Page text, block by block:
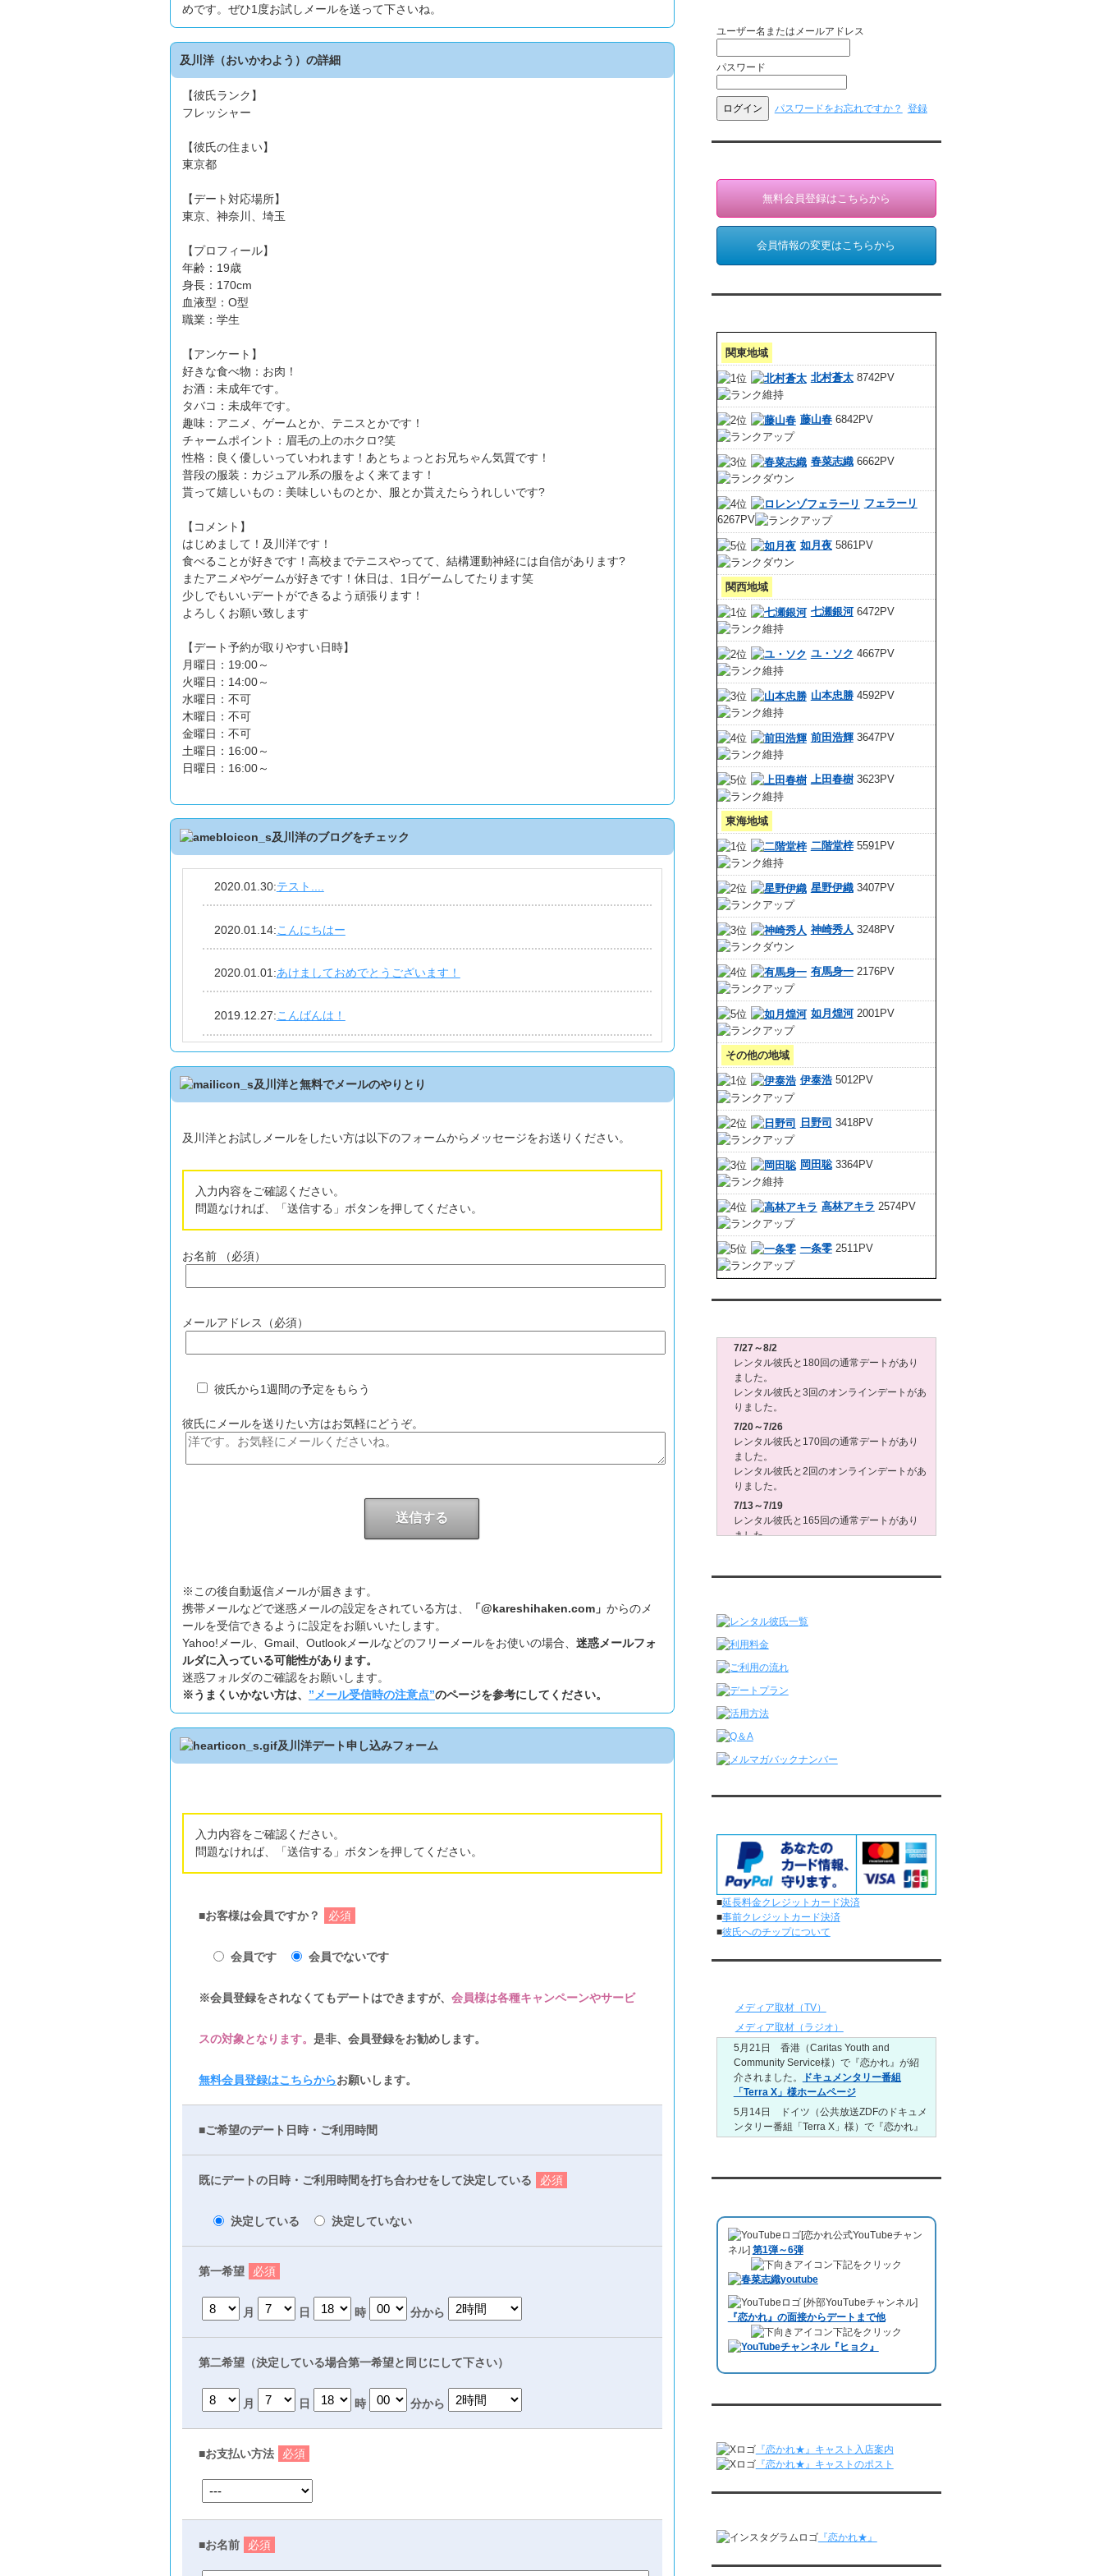
めです。ぜひ1度お試しメールを送って下さいね。
及川洋（おいかわよう）の詳細
【彼氏ランク】
フレッシャー
【彼氏の住まい】
東京都
【デート対応場所】
東京、神奈川、埼玉
【プロフィール】
年齢：19歳
身長：170cm
血液型：O型
職業：学生
【アンケート】
好きな食べ物：お肉！
お酒：未成年です。
タバコ：未成年です。
趣味：アニメ、ゲームとか、テニスとかです！
チャームポイント：眉毛の上のホクロ?笑
性格：良く優しいっていわれます！あとちょっとお兄ちゃん気質です！
普段の服装：カジュアル系の服をよく来てます！
貰って嬉しいもの：美味しいものとか、服とか貰えたらうれしいです?
【コメント】
はじめまして！及川洋です！
食べることが好きです！高校までテニスやってて、結構運動神経には自信があります?
またアニメやゲームが好きです！休日は、1日ゲームしてたります笑
少しでもいいデートができるよう頑張ります！
よろしくお願い致します
【デート予約が取りやすい日時】
月曜日：19:00～
火曜日：14:00～
水曜日：不可
木曜日：不可
金曜日：不可
土曜日：16:00～
日曜日：16:00～
及川洋のブログをチェック
2020.01.30:テスト....
2020.01.14:こんにちはー
2020.01.01 :あけましておめでとうございます！
2019.12.27:こんばんは！
2019.12.10:2回目！
2019.12.01 【私の自己紹介】ブログ始めました！
及川洋と無料でメールのやりとり
及川洋とお試しメールをしたい方は以下のフォームからメッセージをお送りください。
入力内容をご確認ください。
問題なければ、「送信する」ボタンを押してください。
お名前 （必須）
メールアドレス（必須）
彼氏から1週間の予定をもらう
彼氏にメールを送りたい方はお気軽にどうぞ。
※この後自動返信メールが届きます。
携帯メールなどで迷惑メールの設定をされている方は、
「@kareshihaken.com」 からのメ
ールを受信できるように設定をお願いいたします。
Yahoo!メール、Gmail、Outlookメールなどのフリーメールをお使いの場合、 迷惑メールフォ
ルダに入っている可能性があります。
迷惑フォルダのご確認をお願いします。
※うまくいかない方は、 ”メール受信時の注意点”のページを参考にしてください。
及川洋デート申し込みフォーム
入力内容をご確認ください。
問題なければ、「送信する」ボタンを押してください。
■お客様は会員ですか？ 必須
会員です 会員でないです
※会員登録をされなくてもデートはできますが、 会員様は各種キャンペーンやサービ
スの対象となります。 是非、会員登録をお勧めします。
無料会員登録はこちらからお願いします。
■ご希望のデート日時・ご利用時間
既にデートの日時・ご利用時間を打ち合わせをして決定している 必須
決定している 決定していない
第一希望 必須
月 日 時 分から
第二希望（決定している場合第一希望と同じにして下さい）
月 日 時 分から
■お支払い方法 必須
■お名前 必須
ユーザー名またはメールアドレス
パスワード
パスワードをお忘れですか？ 登録
無料会員登録はこちらから
会員情報の変更はこちらから
関東地域
北村蒼太8742PV
藤山春6842PV
春菜志織6662PV
フェラーリ
6267PV
如月夜5861PV
関西地域
七瀬銀河6472PV
ユ・ソク 4667PV
山本忠勝4592PV
前田浩輝3647PV
上田春樹3623PV
東海地域
二階堂梓5591PV
星野伊織3407PV
神崎秀人 3248PV
有馬身一2176PV
如月煌河2001PV
その他の地域
伊泰浩5012PV
日野司 3418PV
岡田聡3364PV
高林アキラ 2574PV
一条零2511PV
7/27～8/2
レンタル彼氏と180回の通常デートがあり
ました。
レンタル彼氏と3回のオンラインデートがあ
りました。
7/20～7/26
レンタル彼氏と170回の通常デートがあり
ました。
レンタル彼氏と2回のオンラインデートがあ
りました。
7/13～7/19
レンタル彼氏と165回の通常デートがあり
ました。
ました。
レンタル彼氏と2回のオンラインデートがあ
りました。
6/29～7/5
ました。
レンタル彼氏と3回のオンラインデートがあ
6/22～6/28
レンタル彼氏と181回の通常デートがあり
レンタル彼氏と188回の通常デートがあり
ました。
レンタル彼氏と4回のオンラインデートがあ
りました。
6/8～6/14
レンタル彼氏と161回の通常デートがあり
ました。
りました。
ました。
レンタル彼氏と2回のオンラインデートがあ
りました。
5/25～5/31
レンタル彼氏と172回の通常デートがあり
ました。
りました。
5/18～5/24
レンタル彼氏と1回のオンラインデートがあ
5/11～5/17
レンタル彼氏と164回の通常デートがあり
ました。
レンタル彼氏と2回のオンラインデートがあ
りました。
5/4～5/10
レンタル彼氏と151回の通常デートがあり
ました。
レンタル彼氏と2回のオンラインデートがあ
りました。
4/27～5/3
ました。
4/20～4/26
レンタル彼氏と159回の通常デートがあり
レンタル彼氏と3回のオンラインデートがあ
4/13～4/19
レンタル彼氏と165回の通常デートがあり
■延長料金クレジットカード決済
■事前クレジットカード決済
■彼氏へのチップについて
メディア取材（TV）
メディア取材（ラジオ）
5月21日 香港（Caritas Youth and
Community Service様）で『恋かれ』が紹
介されました。
ドキュメンタリー番組
「Terra X」様ホームページ
5月14日 ドイツ（公共放送ZDFのドキュメ
ンタリー番組「Terra X」様）で『恋かれ』
1月26日22:00から福岡のラジオ局・RKB毎
した。、【22時今夜の活！】（実際の音
声）のコーナーで福岡よしもとの服部さや
かさんの軽快な語り口調で、事務局児玉が
レンタル彼氏のエピソードなどを語りまし
た。
10月11日 ドイツ最大規模のテレビ局
「RTL」で レンタル彼氏が取材されまし
た。レポーターはRTL局カロリナ
「Karolina Kaminska」さん。ハチ公前集
約3時間のデートを楽しみました。
72kg」でレンタル彼氏をご利用いただきま
ABEMA「声優と夜あそび繋」で取材依頼さ
れました。
おすすめ情報サービス「mybest」で紹介さ
上げられました。
[恋かれ公式YouTubeチャン
ネル] 第1弾～6弾
下記をクリック
[外部YouTubeチャンネル]
『恋かれ』の面接からデートまで他
下記をクリック
『恋かれ★』キャスト入店案内
『恋かれ★』キャストのポスト
『恋かれ★』